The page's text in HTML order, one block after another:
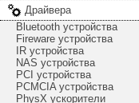
Драйвера
Bluetooth устройства
Fireware устройства
IR устройства
NAS устройства
PCI устройства
PCMCIA устройства
PhysX ускорители